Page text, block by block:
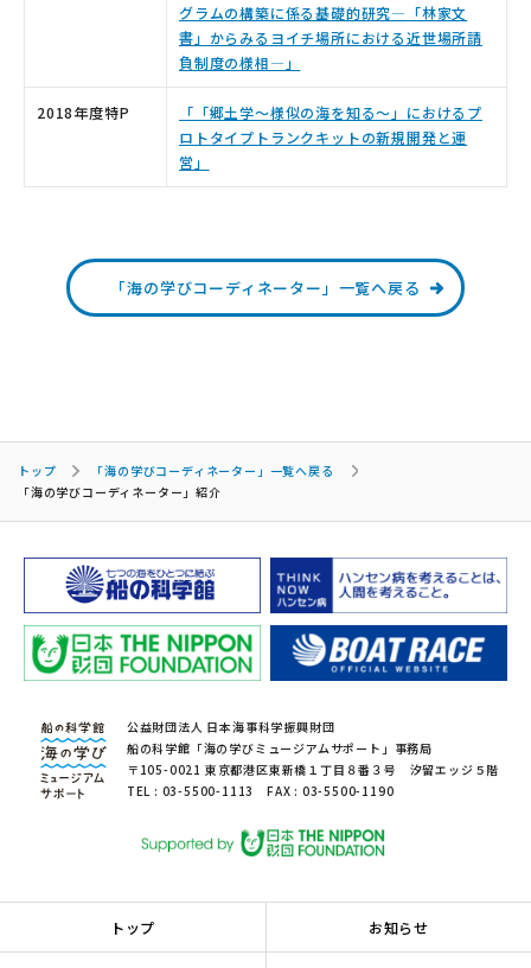
グラムの構築に係る基礎的研究―「林家文
書」からみるヨイチ場所における近世場所請
負制度の様相―」
2018年度特P
「「郷土学～様似の海を知る～」におけるプ
ロトタイプトランクキットの新規開発と運
営」
「海の学びコーディネーター」一覧へ戻る
トップ
「海の学びコーディネーター」一覧へ戻る
「海の学びコーディネーター」紹介
公益財団法人 日本海事科学振興財団
船の科学館「海の学びミュージアムサポート」事務局
〒105-0021 東京都港区東新橋１丁目８番３号 汐留エッジ５階
TEL : 03-5500-1113 FAX : 03-5500-1190
トップ お知らせ